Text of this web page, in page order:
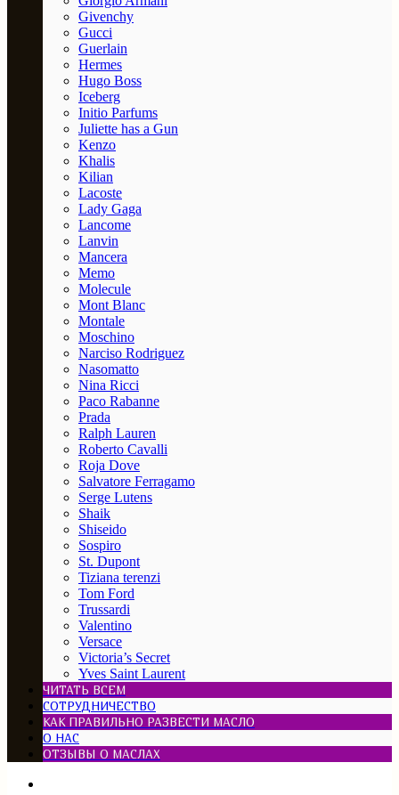
Givenchy
Gucci
Guerlain
Hermes
Hugo Boss
Iceberg
Initio Parfums
Juliette has a Gun
Kenzo
Khalis
Kilian
Lacoste
Lady Gaga
Lancome
Lanvin
Mancera
Memo
Molecule
Mont Blanc
Montale
Moschino
Narciso Rodriguez
Nasomatto
Nina Ricci
Paco Rabanne
Prada
Ralph Lauren
Roberto Cavalli
Roja Dove
Salvatore Ferragamo
Serge Lutens
Shaik
Shiseido
Sospiro
St. Dupont
Tiziana terenzi
Tom Ford
Trussardi
Valentino
Versace
Victoria’s Secret
Yves Saint Laurent
ЧИТАТЬ ВСЕМ
СОТРУДНИЧЕСТВО
КАК ПРАВИЛЬНО РАЗВЕСТИ МАСЛО
О НАС
ОТЗЫВЫ О МАСЛАХ